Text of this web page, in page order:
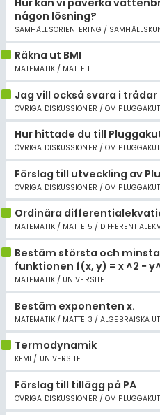
någon lösning?
SAMHÄLLSORIENTERING /
Räkna ut BMI
MATEMATIK / MATTE 1
Jag vill också svara i trådar
ÖVRIGA DISKUSSIONER / OM
Hur hittade du till
ÖVRIGA DISKUSSIONER / OM
Förslag till utveckling av
ÖVRIGA DISKUSSIONER / OM
Ordinära
MATEMATIK / MATTE 5 /
Bestäm största och
funktionen f(x, y) = x ^2 −
MATEMATIK / UNIVERSITET
Bestäm exponenten x.
MATEMATIK / MATTE 3 / ALGEBRAISKA
Termodynamik
KEMI / UNIVERSITET
Förslag till tillägg på PA
ÖVRIGA DISKUSSIONER / OM